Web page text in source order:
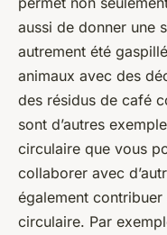
aussi de donner une
autrement été
animaux avec des
des résidus de café
sont d’autres
circulaire que vous
collaborer avec
également contribuer
circulaire. Par